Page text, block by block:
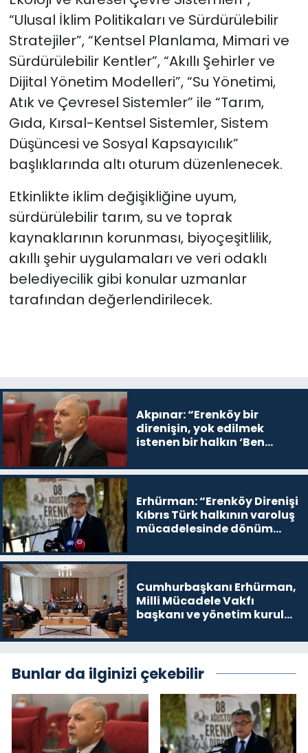
“Ulusal İklim Politikaları ve Sürdürülebilir
Stratejiler”, “Kentsel Planlama, Mimari ve
Sürdürülebilir Kentler”, “Akıllı Şehirler ve
Dijital Yönetim Modelleri”, “Su Yönetimi,
Atık ve Çevresel Sistemler” ile “Tarım,
Gıda, Kırsal-Kentsel Sistemler, Sistem
Düşüncesi ve Sosyal Kapsayıcılık”
başlıklarında altı oturum düzenlenecek.
Etkinlikte iklim değişikliğine uyum,
sürdürülebilir tarım, su ve toprak
kaynaklarının korunması, biyoçeşitlilik,
akıllı şehir uygulamaları ve veri odaklı
belediyecilik gibi konular uzmanlar
tarafından değerlendirilecek.
Akpınar: “Erenköy bir
direnişin, yok edilmek
istenen bir halkın ‘Ben
devam edeceğim’ dediği
Erhürman: “Erenköy Direnişi
Kıbrıs Türk halkının varoluş
mücadelesinde dönüm
Cumhurbaşkanı Erhürman,
Milli Mücadele Vakfı
başkanı ve yönetim kurulu
Bunlar da ilginizi çekebilir